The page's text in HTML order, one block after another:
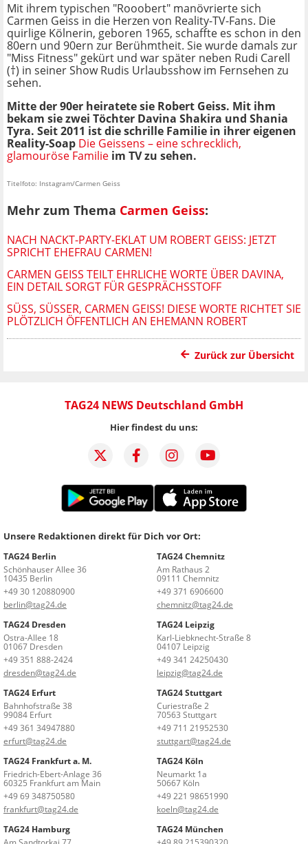
Mit ihrem typischen "Rooobert" manövrierte sich
Carmen Geiss in die Herzen von Reality-TV-Fans. Die
quirlige Kölnerin, geboren 1965, schaffte es schon in den
80ern und 90ern zur Berühmtheit. Sie wurde damals zur
"Miss Fitness" gekürt und war später neben Rudi Carell
(†) in seiner Show Rudis Urlaubsshow im Fernsehen zu
sehen.
Mitte der 90er heiratete sie Robert Geiss. Mit ihm
bekam sie zwei Töchter Davina Shakira und Shania
Tyra. Seit 2011 ist die schrille Familie in ihrer eigenen
Reality-Soap Die Geissens – eine schrecklich,
glamouröse Familie im TV zu sehen.
Titelfoto: Instagram/Carmen Geiss
Mehr zum Thema Carmen Geiss:
NACH NACKT-PARTY-EKLAT UM ROBERT GEISS: JETZT
SPRICHT EHEFRAU CARMEN!
CARMEN GEISS TEILT EHRLICHE WORTE ÜBER DAVINA,
EIN DETAIL SORGT FÜR GESPRÄCHSSTOFF
SÜSS, SÜSSER, CARMEN GEISS! DIESE WORTE RICHTET SIE PL
ÖTZLICH ÖFFENTLICH AN EHEMANN ROBERT
Zurück zur Übersicht
TAG24 NEWS Deutschland GmbH
Hier findest du uns:
Unsere Redaktionen direkt für Dich vor Ort:
TAG24 Berlin
Schönhauser Allee 36
10435 Berlin
+49 30 120880900
berlin@tag24.de
TAG24 Chemnitz
Am Rathaus 2
09111 Chemnitz
+49 371 6906600
chemnitz@tag24.de
TAG24 Dresden
Ostra-Allee 18
01067 Dresden
+49 351 888-2424
dresden@tag24.de
TAG24 Leipzig
Karl-Liebknecht-Straße 8
04107 Leipzig
+49 341 24250430
leipzig@tag24.de
TAG24 Erfurt
Bahnhofstraße 38
99084 Erfurt
+49 361 34947880
erfurt@tag24.de
TAG24 Stuttgart
Curiestraße 2
70563 Stuttgart
+49 711 21952530
stuttgart@tag24.de
TAG24 Frankfurt a. M.
Friedrich-Ebert-Anlage 36
60325 Frankfurt am Main
+49 69 348750580
frankfurt@tag24.de
TAG24 Köln
Neumarkt 1a
50667 Köln
+49 221 98651990
koeln@tag24.de
TAG24 Hamburg
TAG24 München